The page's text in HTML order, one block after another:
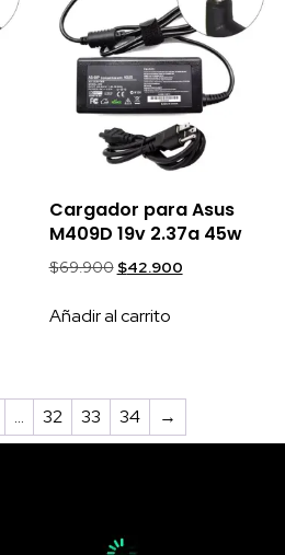
Cargador para Asus
M409D 19v 2.37a 45w
$69.900 $42.900
Añadir al carrito
… 32 33 34 →